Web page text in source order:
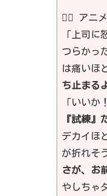
🦸‍♂️ アニ
「上司
つらかっ
は痛いほ
ち止まる
「いいか！
『試練』
デカイほ
が折れそ
さが、お
やしちゃ